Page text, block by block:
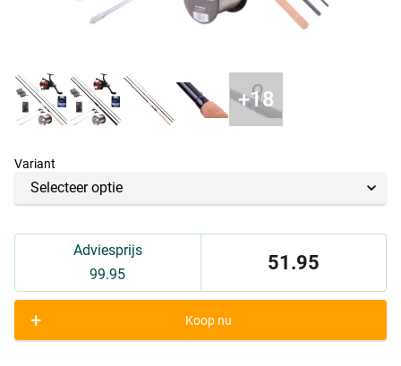
Variant
Adviesprijs
99.95
51.95
+ Koop nu